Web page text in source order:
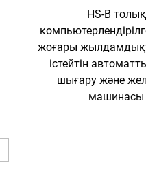
HS-B толық
жоғары
істейтін
шығару және
машинасы